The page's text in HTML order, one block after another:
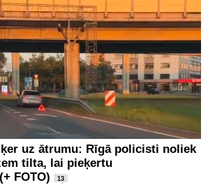
uz ātrumu: Rīgā policisti noliek
tilta, lai pieķertu
FOTO)
13